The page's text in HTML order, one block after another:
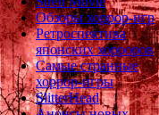
Обзоры хоррор-игр
Ретроспектива
японских хорроров
Самые странные
хоррор-игры
SlitterHead